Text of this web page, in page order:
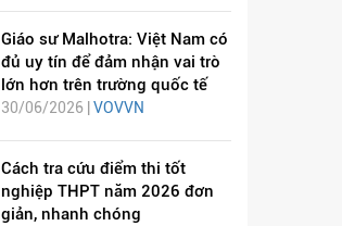
Giáo sư Malhotra: Việt Nam có
đủ uy tín để đảm nhận vai trò
lớn hơn trên trường quốc tế
30/06/2026 | VOVVN
Cách tra cứu điểm thi tốt
nghiệp THPT năm 2026 đơn
giản, nhanh chóng